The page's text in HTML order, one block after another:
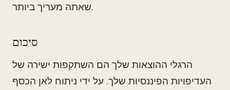
שאתה מעריך ביותר.
סיכום
הרגלי ההוצאות שלך הם השתקפות ישירה של
העדיפויות הפיננסיות שלך. על ידי ניתוח לאן הכסף